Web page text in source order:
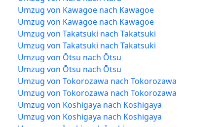
Umzug von Kawagoe nach Kawagoe
Umzug von Kawagoe nach Kawagoe
Umzug von Takatsuki nach Takatsuki
Umzug von Takatsuki nach Takatsuki
Umzug von Ōtsu nach Ōtsu
Umzug von Ōtsu nach Ōtsu
Umzug von Tokorozawa nach Tokorozawa
Umzug von Tokorozawa nach Tokorozawa
Umzug von Koshigaya nach Koshigaya
Umzug von Koshigaya nach Koshigaya